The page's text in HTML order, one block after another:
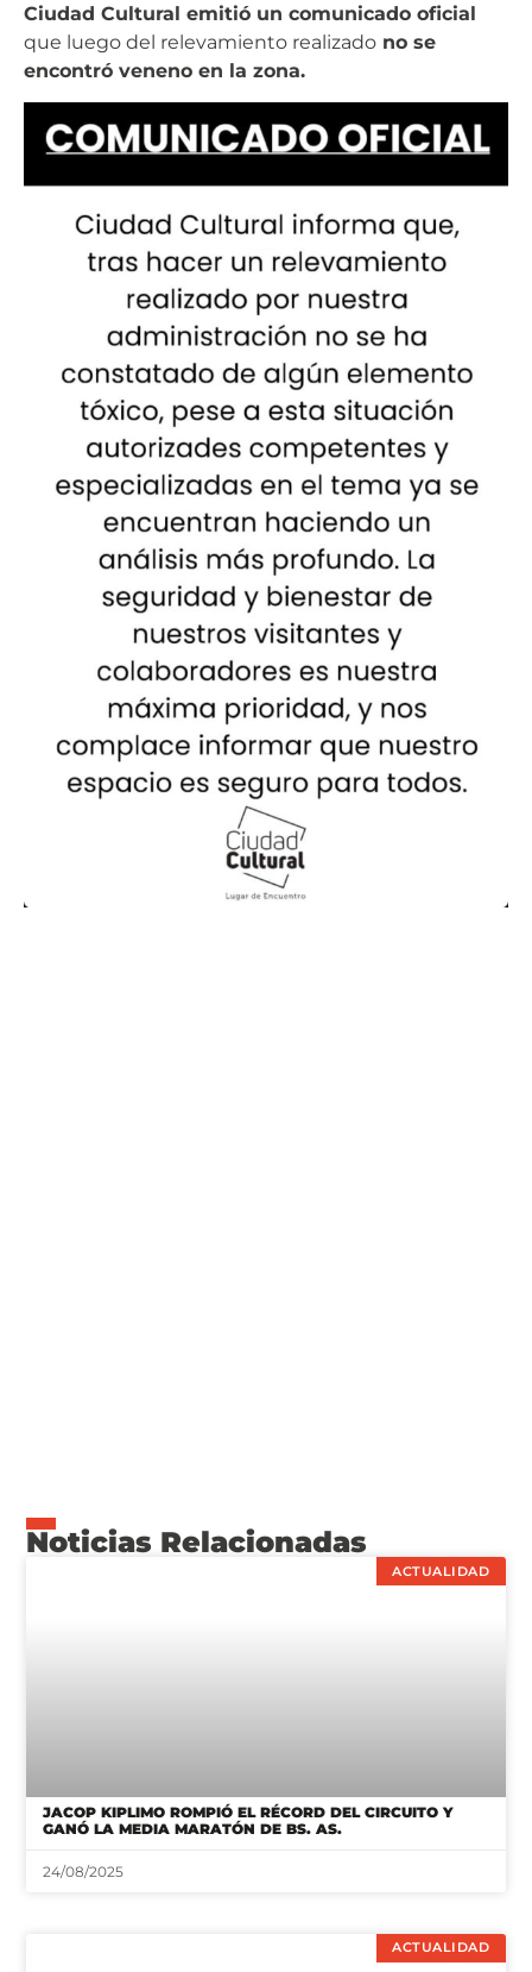
Ciudad Cultural emitió un comunicado oficial
que luego del relevamiento realizado no se
encontró veneno en la zona.
Noticias Relacionadas
ACTUALIDAD
JACOP KIPLIMO ROMPIÓ EL RÉCORD DEL CIRCUITO Y
GANÓ LA MEDIA MARATÓN DE BS. AS.
24/08/2025
ACTUALIDAD